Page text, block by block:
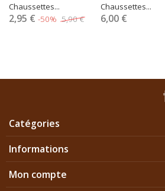
Chaussettes...
2,95 € -50% 5,90 €
Chaussettes...
6,00 €
Catégories
Informations
Mon compte